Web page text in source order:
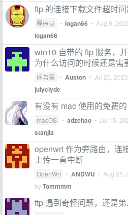
ftp 的连接下载文件超时
程序员 • logan66 • Aug 9,
logan66
win10 自带的 ftp 服务，
为什么访问的时候还是需
问与答 • Auston • Jul 25, 2023
julyclyde
有没有 mac 使用的免费
macOS • adzchao • Jul 15,
stanjia
openwrt 作为旁路由，连
上传一直中断
OpenWrt • ANDWU • Aug 25,
byTommmm
ftp 遇到奇怪问题，还是